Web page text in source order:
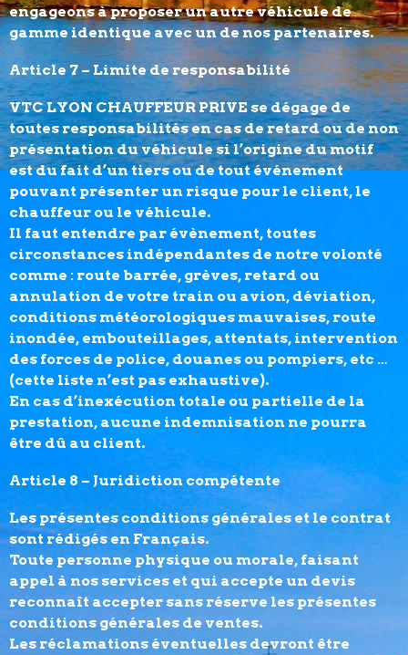
engageons à proposer un autre véhicule de
gamme identique avec un de nos partenaires.
Article 7 – Limite de responsabilité
VTC LYON CHAUFFEUR PRIVE se dégage de
toutes responsabilités en cas de retard ou de non
présentation du véhicule si l’origine du motif
est du fait d’un tiers ou de tout événement
pouvant présenter un risque pour le client, le
chauffeur ou le véhicule.
Il faut entendre par évènement, toutes
circonstances indépendantes de notre volonté
comme : route barrée, grèves, retard ou
annulation de votre train ou avion, déviation,
conditions météorologiques mauvaises, route
inondée, embouteillages, attentats, intervention
des forces de police, douanes ou pompiers, etc …
(cette liste n’est pas exhaustive).
En cas d’inexécution totale ou partielle de la
prestation, aucune indemnisation ne pourra
être dû au client.
Article 8 – Juridiction compétente
Les présentes conditions générales et le contrat
sont rédigés en Français.
Toute personne physique ou morale, faisant
appel à nos services et qui accepte un devis
reconnaît accepter sans réserve les présentes
conditions générales de ventes.
Les réclamations éventuelles devront être